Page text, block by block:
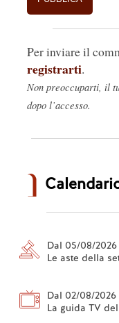
Per inviare il
registrarti.
Non preoccuparti, il
dopo l’accesso.
Dal 05/08/
Le aste della
Dal 02/08/
La guida TV